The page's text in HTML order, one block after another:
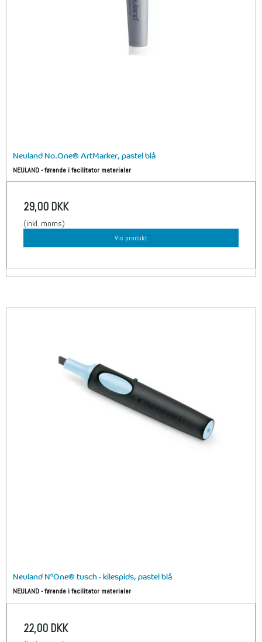
Neuland No.One® ArtMarker, pastel blå
NEULAND - førende i facilitator materialer
29,00 DKK
(inkl. moms)
Vis produkt
Neuland N°One® tusch - kilespids, pastel blå
NEULAND - førende i facilitator materialer
22,00 DKK